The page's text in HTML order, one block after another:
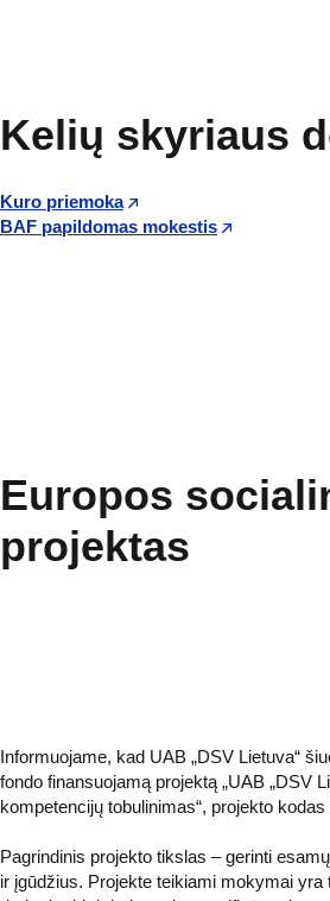
Kelių skyriaus
Kuro priemoka
BAF papildomas mokestis
Europos
projektas
Informuojame, kad UAB „DSV Lietuva“
fondo finansuojamą projektą „UAB „DSV
kompetencijų tobulinimas“, projekto
Pagrindinis projekto tikslas – gerinti
ir įgūdžius. Projekte teikiami mokymai